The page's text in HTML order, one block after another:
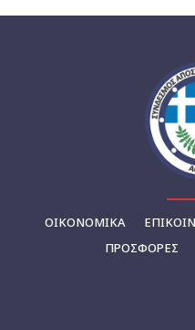
ΟΙΚΟΝΟΜΙΚΆ
ΠΡΟΣΦΟΡΕΣ